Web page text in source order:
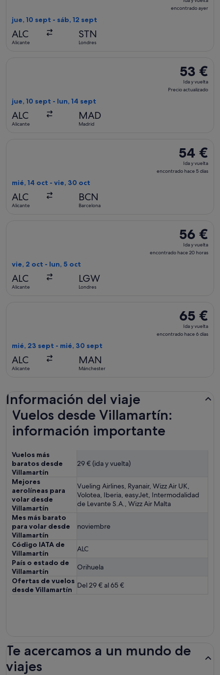
y
encontrado ayer
jue, 10 sept - sáb, 12 sept
ALC
Alicante
STN
Londres
53 €
Ida
y
53 €
Ida y vuelta
Precio actualizado
jue, 10 sept - lun, 14 sept
ALC
Alicante
MAD
Madrid
54 €
Ida
y
54 €
Ida y vuelta
encontrado hace 5 días
mié, 14 oct - vie, 30 oct
ALC
Alicante
BCN
Barcelona
56 €
Ida
y
56 €
Ida y vuelta
encontrado hace 20 horas
vie, 2 oct - lun, 5 oct
ALC
Alicante
LGW
Londres
65 €
Ida
y
65 €
Ida y vuelta
encontrado hace 6 días
mié, 23 sept - mié, 30 sept
ALC
Alicante
MAN
Mánchester
Información del viaje
Vuelos desde Villamartín:
información importante
Vuelos más
baratos desde
Villamartín
29 € (ida y vuelta)
Mejores
aerolíneas para
volar desde
Villamartín
Vueling Airlines, Ryanair, Wizz Air UK,
Volotea, Iberia, easyJet, Intermodalidad
de Levante S.A., Wizz Air Malta
Mes más barato
para volar desde
Villamartín
noviembre
Código IATA de
Villamartín
ALC
País o estado de
Villamartín
Orihuela
Ofertas de vuelos
desde Villamartín
Del 29 € al 65 €
Te acercamos a un mundo de
viajes